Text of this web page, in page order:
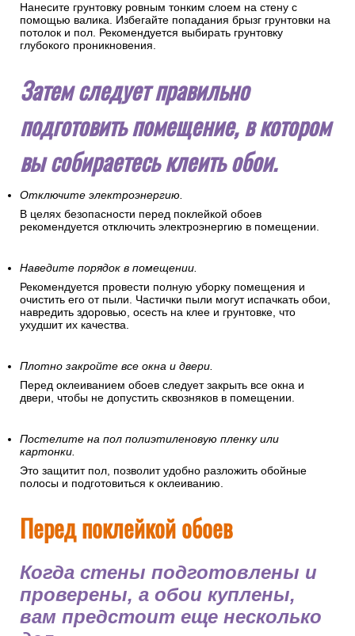
Нанесите грунтовку ровным тонким слоем на стену с
помощью валика. Избегайте попадания брызг грунтовки на
потолок и пол. Рекомендуется выбирать грунтовку
глубокого проникновения.
Затем следует правильно
подготовить помещение, в котором
вы собираетесь клеить обои.
Отключите электроэнергию.
В целях безопасности перед поклейкой обоев
рекомендуется отключить электроэнергию в помещении.
Наведите порядок в помещении.
Рекомендуется провести полную уборку помещения и
очистить его от пыли. Частички пыли могут испачкать обои,
навредить здоровью, осесть на клее и грунтовке, что
ухудшит их качества.
Плотно закройте все окна и двери.
Перед оклеиванием обоев следует закрыть все окна и
двери, чтобы не допустить сквозняков в помещении.
Постелите на пол полиэтиленовую пленку или
картонки.
Это защитит пол, позволит удобно разложить обойные
полосы и подготовиться к оклеиванию.
Перед поклейкой обоев
Когда стены подготовлены и
проверены, а обои куплены,
вам предстоит еще несколько